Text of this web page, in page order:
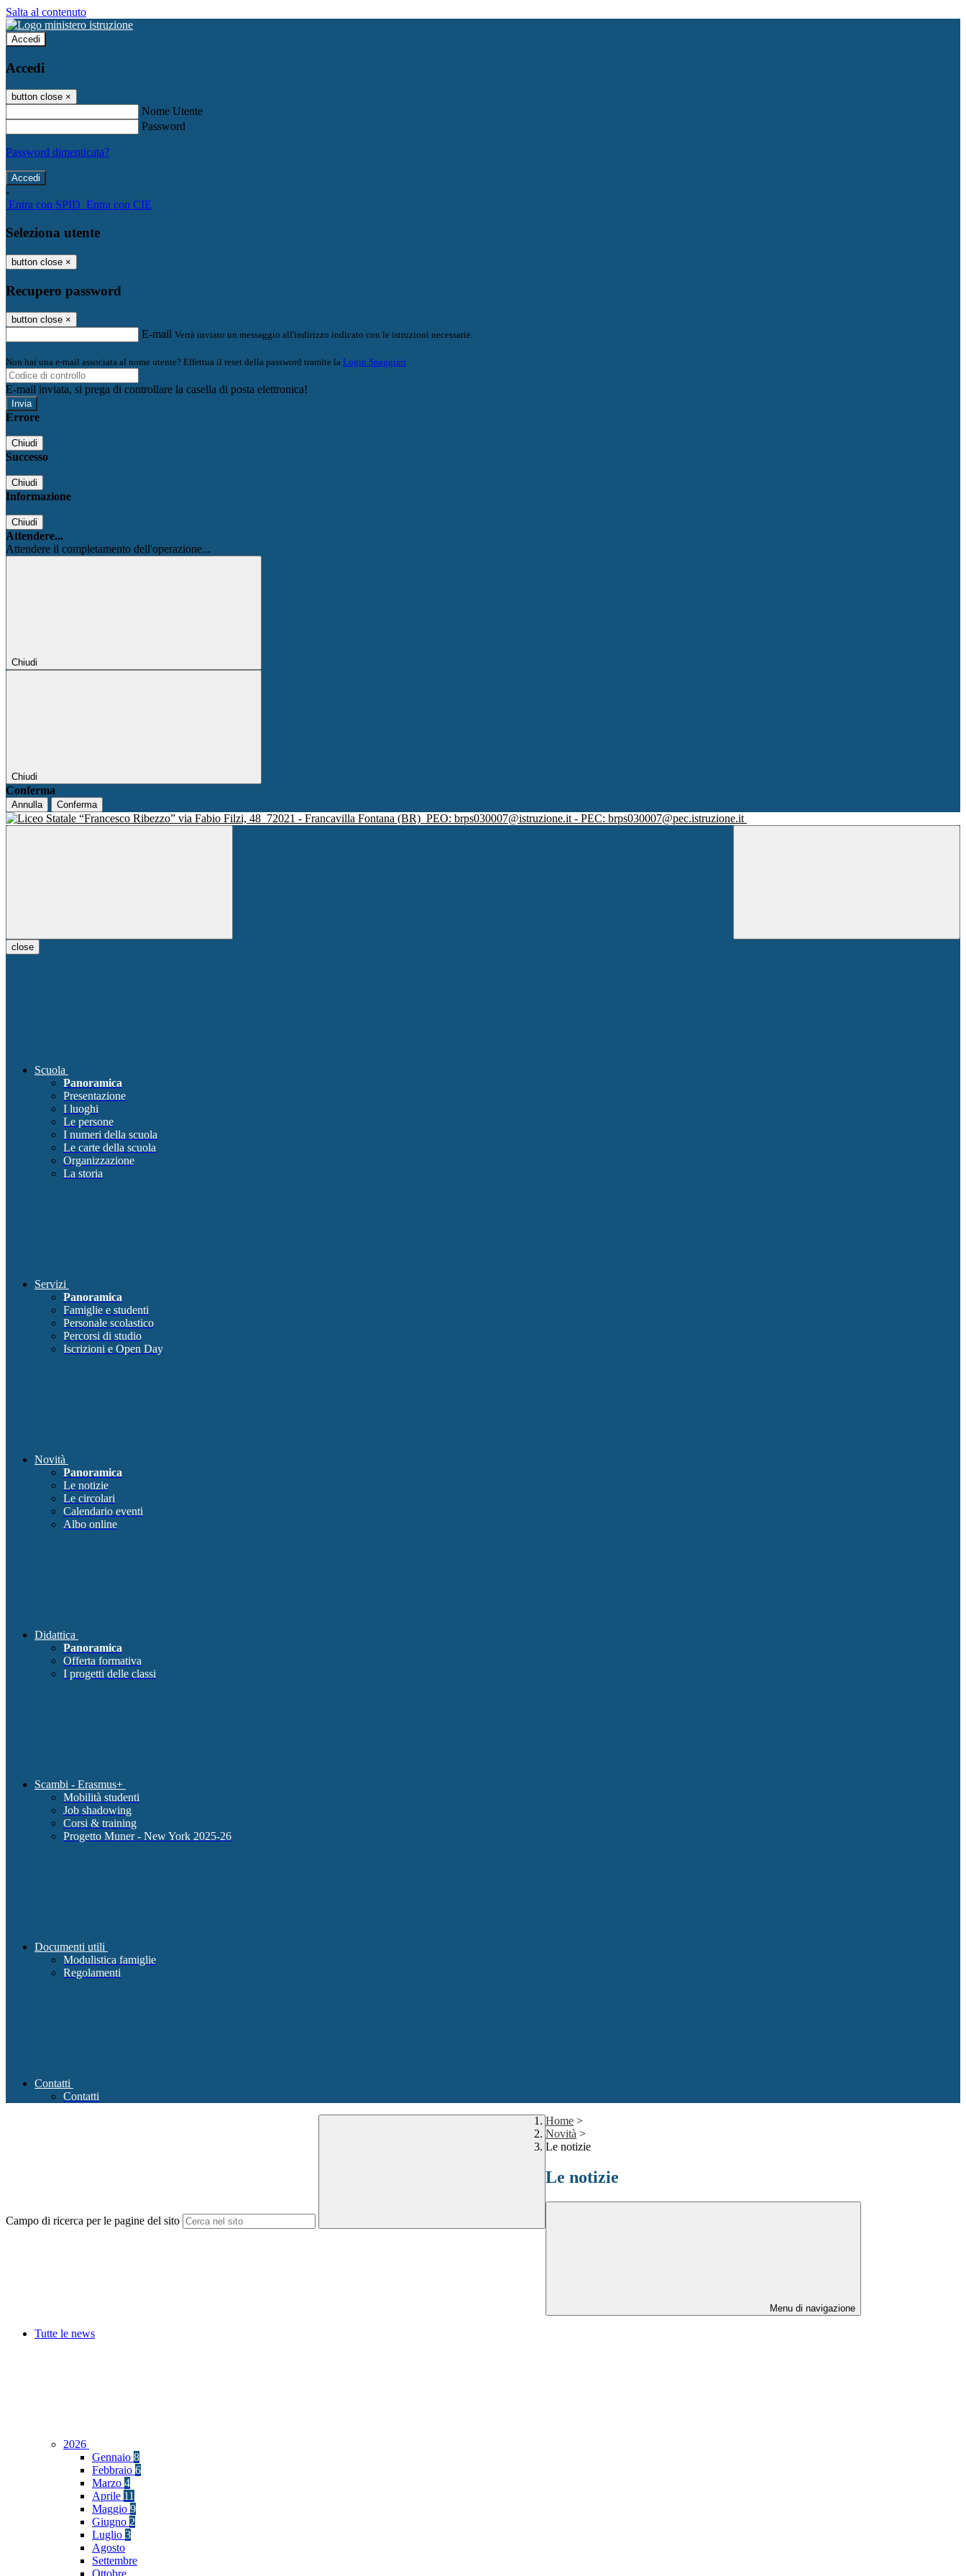
Salta al contenuto
Accedi
Accedi
button close ×
Nome Utente
Password
Password dimenticata?
-
Entra con SPID Entra con CIE
Seleziona utente
button close ×
Recupero password
button close ×
E-mail Verrà inviato un messaggio all'indirizzo indicato con le istruzioni necessarie.
Non hai una e-mail associata al nome utente? Effettua il reset della password tramite la Login Spaggiari
E-mail inviata, si prega di controllare la casella di posta elettronica!
Errore
Chiudi
Successo
Chiudi
Informazione
Chiudi
Attendere...
Attendere il completamento dell'operazione...
Chiudi
Chiudi
Conferma
Annulla Conferma
via Fabio Filzi, 48 72021 - Francavilla Fontana (BR) PEO: brps030007@istruzione.it - PEC: brps030007@pec.istruzione.it
close
Scuola
Panoramica
Presentazione
I luoghi
Le persone
I numeri della scuola
Le carte della scuola
Organizzazione
La storia
Servizi
Panoramica
Famiglie e studenti
Personale scolastico
Percorsi di studio
Iscrizioni e Open Day
Novità
Panoramica
Le notizie
Le circolari
Calendario eventi
Albo online
Didattica
Panoramica
Offerta formativa
I progetti delle classi
Scambi - Erasmus+
Mobilità studenti
Job shadowing
Corsi & training
Progetto Muner - New York 2025-26
Documenti utili
Modulistica famiglie
Regolamenti
Contatti
Contatti
Campo di ricerca per le pagine del sito
Home >
Novità >
Le notizie
Le notizie
Menu di navigazione
Tutte le news
2026
Gennaio 8
Febbraio 6
Marzo 4
Aprile 11
Maggio 9
Giugno 2
Luglio 3
Agosto
Settembre